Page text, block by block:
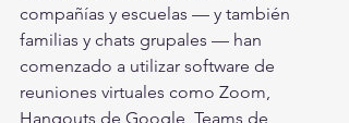
compañías y escuelas — y también
familias y chats grupales — han
comenzado a utilizar software de
reuniones virtuales como Zoom,
Hangouts de Google, Teams de